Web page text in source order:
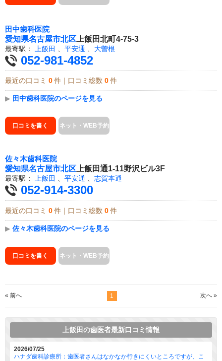
田中歯科医院
愛知県名古屋市北区 上飯田北町4-75-3
最寄駅： 上飯田 平安通 大曽根
052-981-4852
最近の口コミ 0 件｜口コミ総数 0 件
▶ 田中歯科医院のページを見る
口コミを書く ネット・WEB予約
佐々木歯科医院
愛知県名古屋市北区 上飯田通1-11野沢ビル3F
最寄駅： 上飯田 、 平安通 、 志賀本通
052-914-3300
最近の口コミ 0 件｜口コミ総数 0 件
▶ 佐々木歯科医院のページを見る
口コミを書く ネット・WEB予約
« 前へ 1 次へ »
上飯田の歯医者最新口コミ情報
2026/07/25
ハナダ歯科診療所：歯医者さんはなかなか行きにくいところですが、こ